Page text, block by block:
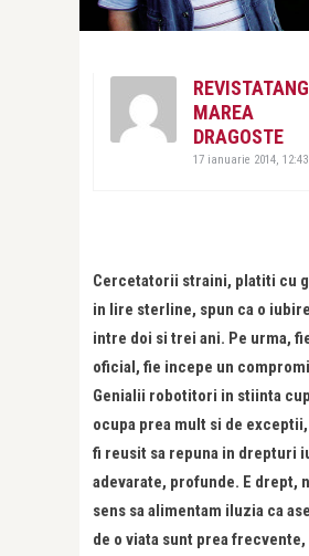
MAREA
DRAGOSTE
17 ianuarie 2014, 12:43
Cercetatorii straini, platiti cu
in lire sterline, spun ca o
intre doi si trei ani. Pe urma,
oficial, fie incepe un
Genialii robotitori in stiinta
ocupa prea mult si de exceptii,
fi reusit sa repuna in drepturi
adevarate, profunde. E drept,
sens sa alimentam iluzia ca
de o viata sunt prea frecvente,